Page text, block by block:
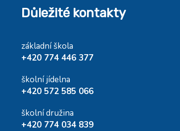
Důležité kontakty
základní škola
+420 774 446 377
školní jídelna
+420 572 585 066
školní družina
+420 774 034 839